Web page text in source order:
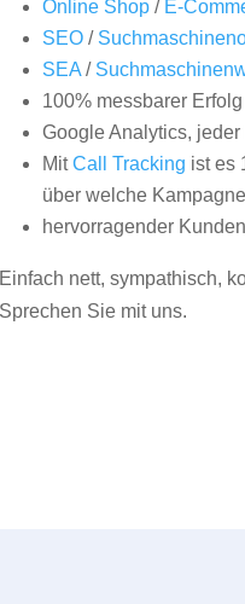
Online Shop/ E-
SEO/
SEA/
100% messbarer
Google Analytics,
MitCall Tracking ist es
über welche
hervorragender
Einfach nett, sympathisch,
Sprechen Sie mit uns.